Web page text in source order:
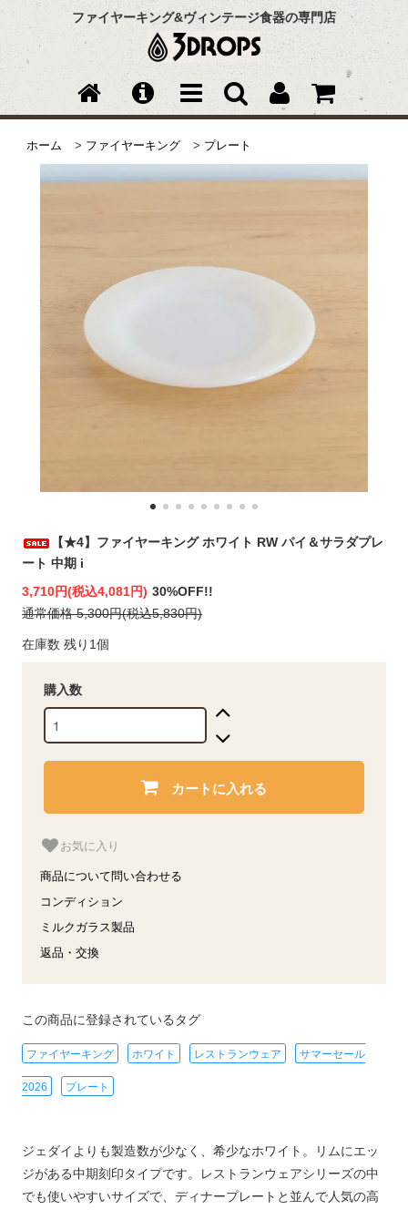
ファイヤーキング&ヴィンテージ食器の専門店
ホーム > ファイヤーキング > プレート
【★4】ファイヤーキング ホワイト RW パイ＆サラダプレ
ート 中期 i
3,710円(税込4,081円) 30%OFF!!
通常価格 5,300円(税込5,830円)
在庫数 残り1個
購入数
カートに入れる
お気に入り
商品について問い合わせる
コンディション
ミルクガラス製品
返品・交換
この商品に登録されているタグ
ファイヤーキング ホワイト レストランウェア サマーセール
2026 プレート
ジェダイよりも製造数が少なく、希少なホワイト。リムにエッ
ジがある中期刻印タイプです。レストランウェアシリーズの中
でも使いやすいサイズで、ディナープレートと並んで人気の高